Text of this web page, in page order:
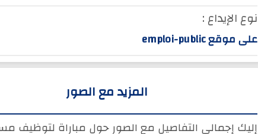
نوع الإيداع :
على موقع emploi-public
المزيد مع الصور
إليك إجمالي التفاصيل مع الصور حول مباراة لتوظيف